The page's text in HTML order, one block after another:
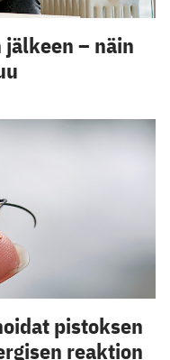
– näin
pistoksen
reaktion